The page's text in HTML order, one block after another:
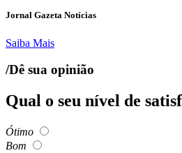
Jornal Gazeta Notícias
Saiba Mais
/Dê sua opinião
Qual o seu nível de
Ótimo
Bom